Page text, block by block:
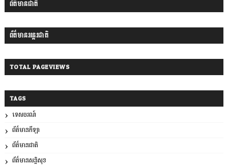
ព័ត៌មានជាតិ
ព័ត៌មានអន្តរជាតិ
TOTAL PAGEVIEWS
TAGS
ទេសចរណ៍
ព័ត៌មានកីឡា
ព័ត៌មានជាតិ
ព័ត៌មានសន្តិសុខ